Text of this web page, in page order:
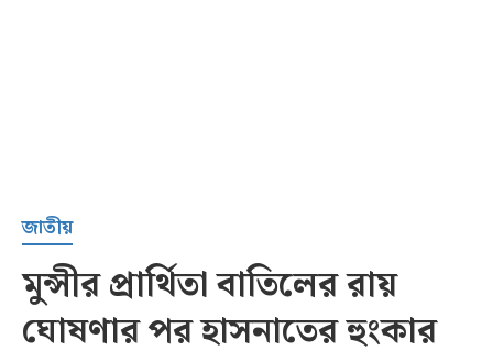
সর্বশেষ
জাতীয়
মুন্সীর প্রার্থিতা বাতিলের রায়
ঘোষণার পর হাসনাতের হুংকার